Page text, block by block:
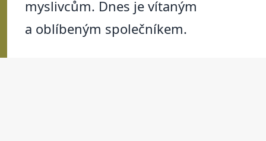
myslivcům. Dnes je vítaným
a oblíbeným společníkem.